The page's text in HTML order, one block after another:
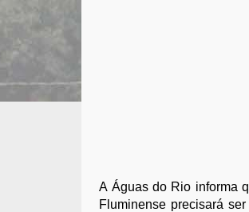
A Águas do Rio informa
Fluminense precisará